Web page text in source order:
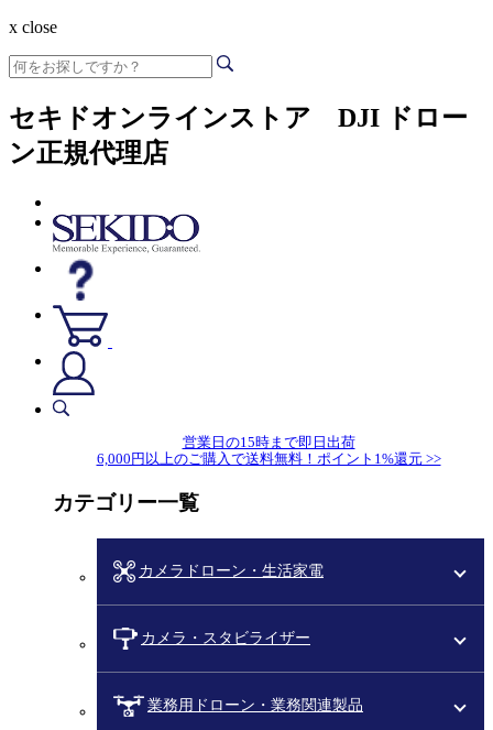
x close
セキドオンラインストア DJI ドロー
ン正規代理店
営業日の15時まで即日出荷
6,000円以上のご購入で送料無料！ポイント1%還元 >>
カテゴリー一覧
カメラドローン・生活家電
カメラ・スタビライザー
業務用ドローン・業務関連製品